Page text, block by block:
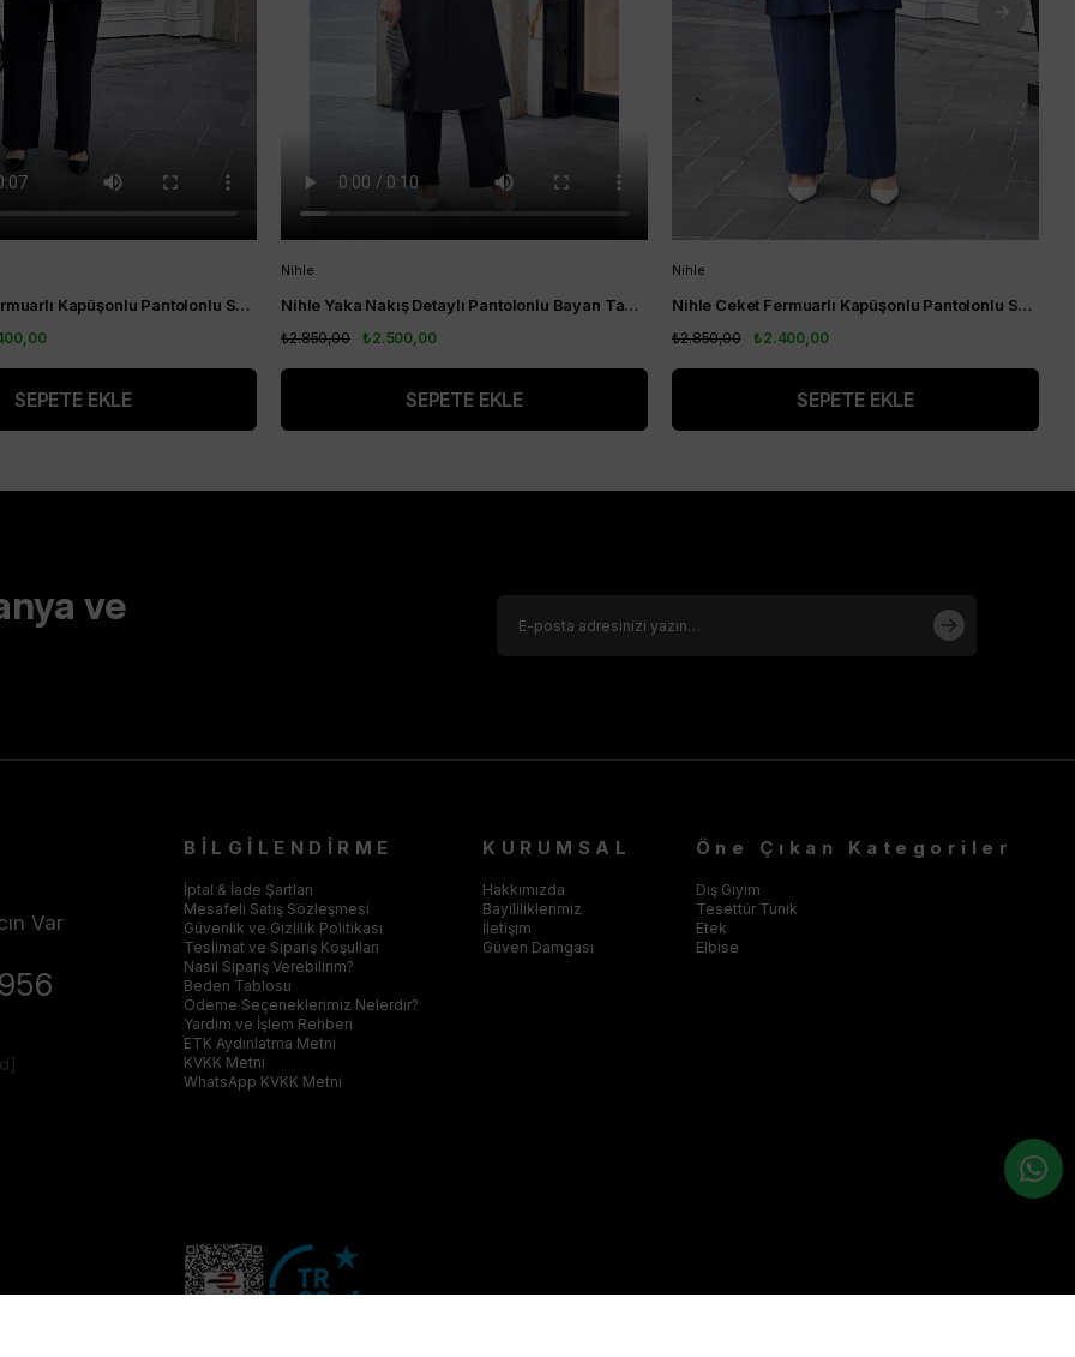
Nihle Ceket Fermuarlı Kapüşonlu Pantolonlu Spor Bayan Takım Siyah
SEPETE EKLE
Nihle
Nihle Yaka Nakış Detaylı Pantolonlu Bayan Takım Siyah
₺2.500,00
₺2.850,00
SEPETE EKLE
Nihle
Nihle Ceket Fermuarlı Kapüşonlu Pantolonlu Spor Bayan Takım Lacivert
₺2.400,00
₺2.850,00
SEPETE EKLE
ve
Var
BİLGİLENDİRME
İptal & İade Şartları
Mesafeli Satış Sözleşmesi
Güvenlik ve Gizlilik Politikası
Teslimat ve Sipariş Koşulları
Nasıl Sipariş Verebilirim?
Beden Tablosu
Ödeme Seçeneklerimiz Nelerdir?
Yardım ve İşlem Rehberi
ETK Aydınlatma Metni
KVKK Metni
WhatsApp KVKK Metni
KURUMSAL
Hakkımızda
Bayililiklerimiz
İletişim
Güven Damgası
Öne Çıkan Kategoriler
Dış Giyim
Tesettür Tunik
Etek
Elbise